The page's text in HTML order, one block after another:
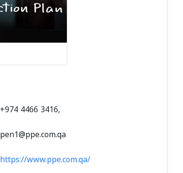
+974 4466 3416,
pen1@ppe.com.qa
https://www.ppe.com.qa/